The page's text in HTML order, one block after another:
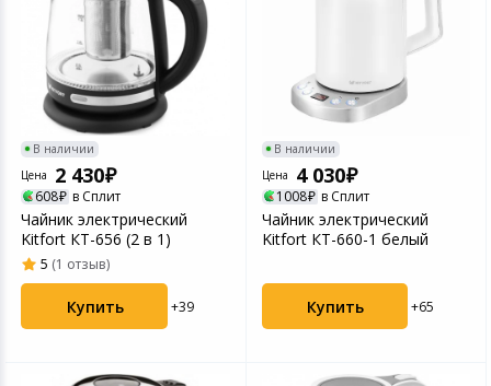
В наличии
Цена
2 430
608 в Сплит
Чайник электрический
Kitfort КТ-656 (2 в 1)
5 (1 отзыв)
Купить +39
В наличии
Цена
4 030
1008 в Сплит
Чайник электрический
Kitfort КТ-660-1 белый
Купить +65